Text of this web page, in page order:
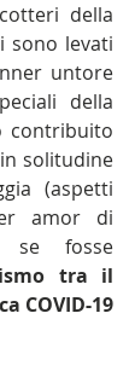
della
sono levati
untore
della
contribuito
solitudine
(aspetti
amor di
se fosse
tra il
COVID-19